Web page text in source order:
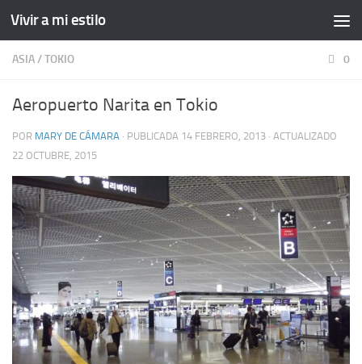
Vivir a mi estilo
ASIA/TOKIO 0
Aeropuerto Narita en Tokio
POR MARY DE CÁMARA · PUBLICADA 14 FEBRERO, 2013 · ACTUALIZADO
22 OCTUBRE, 2015